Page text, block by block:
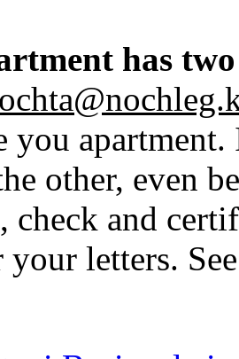
has
you
other, even
check and
letters.